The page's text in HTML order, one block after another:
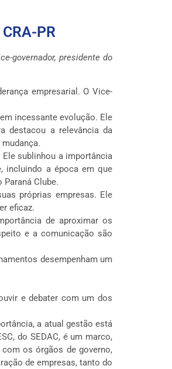
PR
governador, presidente do
empresarial. O Vice-
incessante evolução. Ele
destacou a relevância da
sublinhou a importância
incluindo a época em que
Clube.
próprias empresas. Ele
eficaz.
de aproximar os
e a comunicação são
desempenham um
e debater com um dos
a atual gestão está
do SEDAC, é um marco,
os órgãos de governo,
de empresas, tanto do